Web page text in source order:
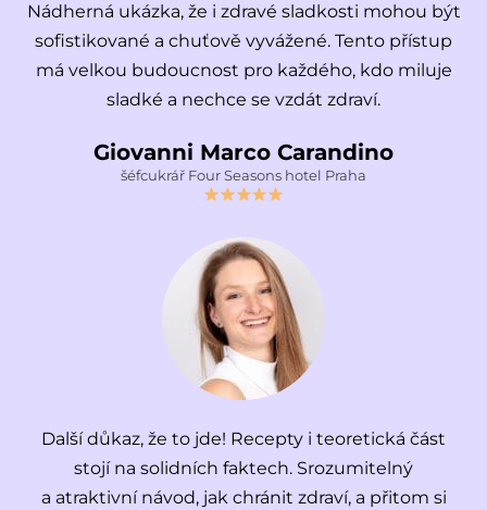
Nádherná ukázka, že i zdravé sladkosti mohou být
sofistikované a chuťově vyvážené. Tento přístup
má velkou budoucnost pro každého, kdo miluje
sladké a nechce se vzdát zdraví.
Giovanni Marco Carandino
šéfcukrář Four Seasons hotel Praha
Další důkaz, že to jde! Recepty i teoretická část
stojí na solidních faktech. Srozumitelný
a atraktivní návod, jak chránit zdraví, a přitom si